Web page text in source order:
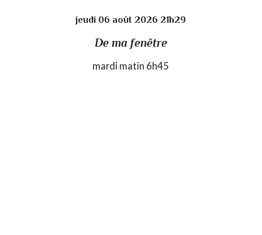
jeudi 06 août 2026 21h29
De ma fenêtre
mardi matin 6h45